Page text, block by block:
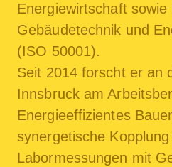
Energiewirtschaft
Gebäudetechnik und
(ISO 50001).
Seit 2014 forscht er an
Innsbruck am
Energieeffizientes
synergetische
Labormessungen mit